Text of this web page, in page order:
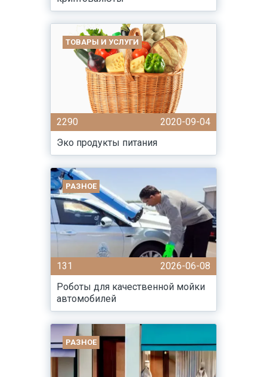
ТОВАРЫ И УСЛУГИ
2290
2020-09-04
Эко продукты питания
РАЗНОЕ
131
2026-06-08
Роботы для качественной мойки
автомобилей
РАЗНОЕ